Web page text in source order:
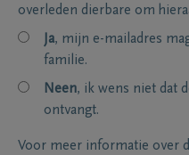
overleden dierbare om
Ja, mijn e-mailadres
familie.
Neen, ik wens niet dat
ontvangt.
Voor meer informatie over